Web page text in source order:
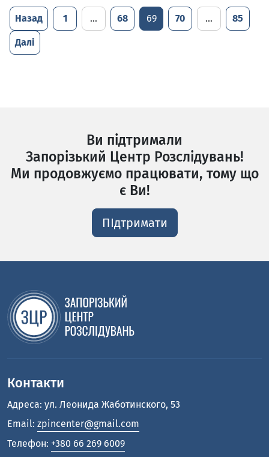
Назад 1 … 68 69 70 … 85
Далі
Ви підтримали
Запорізький Центр Розслідувань!
Ми продовжуємо працювати, тому що
є Ви!
ПІдтримати
Контакти
Адреса: ул. Леонида Жаботинского, 53
Email: zpincenter@gmail.com
Телефон: +380 66 269 6009